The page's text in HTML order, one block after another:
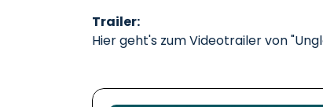
Trailer:
Hier geht's zum Videotrailer von